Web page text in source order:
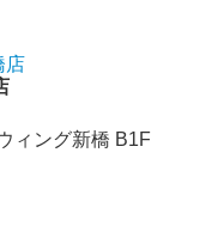
ィング新橋 B1F